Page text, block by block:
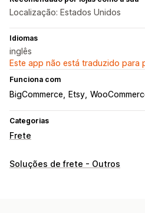
Localização: Estados Unidos
Idiomas
inglês
Este app não está traduzido para
Funciona com
BigCommerce Etsy
Categorias
Frete
Etiquetas e embalagem
Soluções de frete - Outros